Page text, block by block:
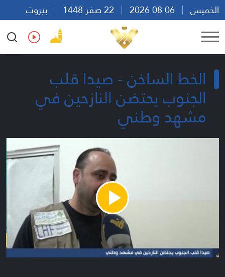
الخميس
بيروت
07:49
Ar En Fr Es
الخط الساخن - صيدا قلب
الجنوب يحتضن النازحين في
مشهد وطني
Play
Video